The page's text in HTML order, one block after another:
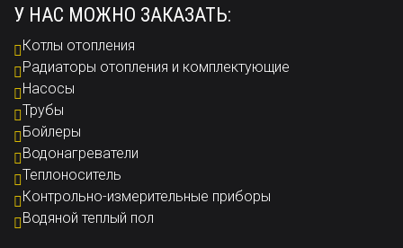
У НАС МОЖНО ЗАКАЗАТЬ:
Котлы отопления
Радиаторы отопления и комплектующие
Насосы
Трубы
Бойлеры
Водонагреватели
Теплоноситель
Контрольно-измерительные приборы
Водяной теплый пол